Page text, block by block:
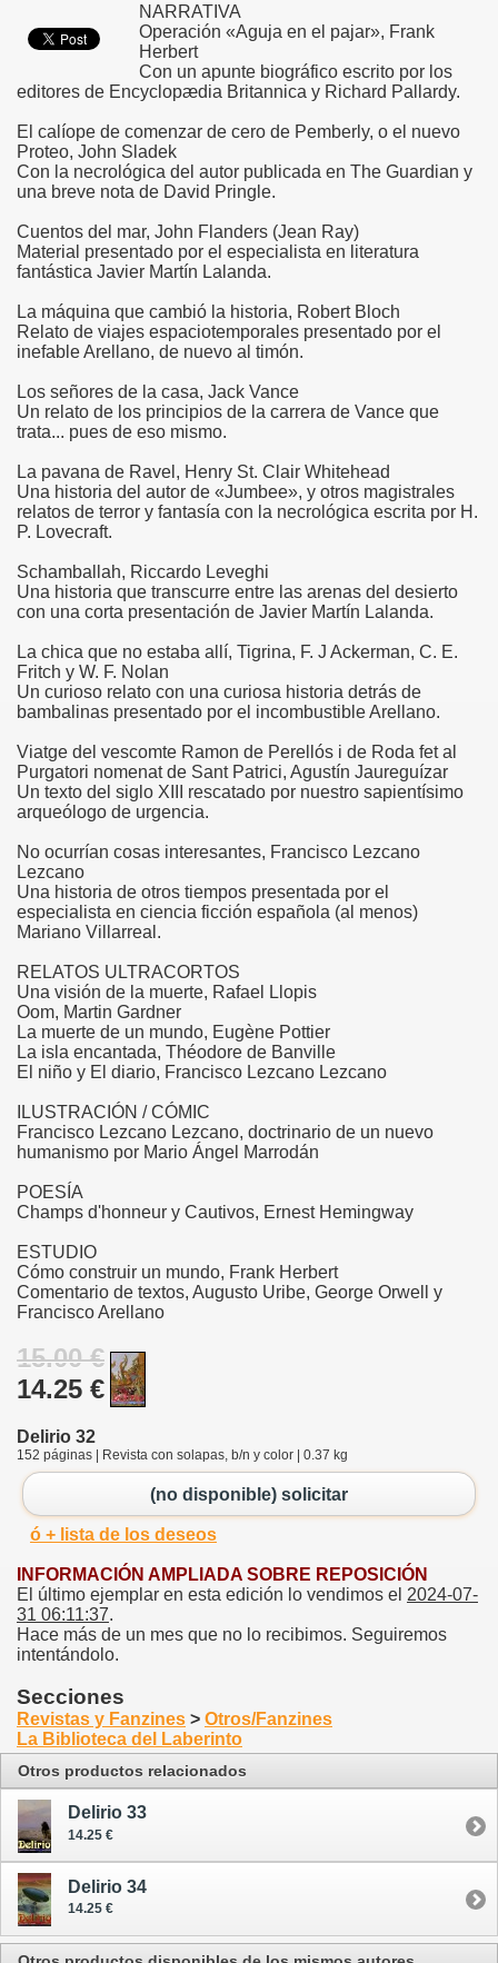
NARRATIVA
Operación «Aguja en el pajar», Frank
Herbert
Con un apunte biográfico escrito por los
editores de Encyclopædia Britannica y Richard Pallardy.
El calíope de comenzar de cero de Pemberly, o el nuevo
Proteo, John Sladek
Con la necrológica del autor publicada en The Guardian y
una breve nota de David Pringle.
Cuentos del mar, John Flanders (Jean Ray)
Material presentado por el especialista en literatura
fantástica Javier Martín Lalanda.
La máquina que cambió la historia, Robert Bloch
Relato de viajes espaciotemporales presentado por el
inefable Arellano, de nuevo al timón.
Los señores de la casa, Jack Vance
Un relato de los principios de la carrera de Vance que
trata... pues de eso mismo.
La pavana de Ravel, Henry St. Clair Whitehead
Una historia del autor de «Jumbee», y otros magistrales
relatos de terror y fantasía con la necrológica escrita por H.
P. Lovecraft.
Schamballah, Riccardo Leveghi
Una historia que transcurre entre las arenas del desierto
con una corta presentación de Javier Martín Lalanda.
La chica que no estaba allí, Tigrina, F. J Ackerman, C. E.
Fritch y W. F. Nolan
Un curioso relato con una curiosa historia detrás de
bambalinas presentado por el incombustible Arellano.
Viatge del vescomte Ramon de Perellós i de Roda fet al
Purgatori nomenat de Sant Patrici, Agustín Jaureguízar
Un texto del siglo XIII rescatado por nuestro sapientísimo
arqueólogo de urgencia.
No ocurrían cosas interesantes, Francisco Lezcano
Lezcano
Una historia de otros tiempos presentada por el
especialista en ciencia ficción española (al menos)
Mariano Villarreal.
RELATOS ULTRACORTOS
Una visión de la muerte, Rafael Llopis
Oom, Martin Gardner
La muerte de un mundo, Eugène Pottier
La isla encantada, Théodore de Banville
El niño y El diario, Francisco Lezcano Lezcano
ILUSTRACIÓN / CÓMIC
Francisco Lezcano Lezcano, doctrinario de un nuevo
humanismo por Mario Ángel Marrodán
POESÍA
Champs d'honneur y Cautivos, Ernest Hemingway
ESTUDIO
Cómo construir un mundo, Frank Herbert
Comentario de textos, Augusto Uribe, George Orwell y
Francisco Arellano
15.00 €
14.25 €
Delirio 32
152 páginas | Revista con solapas, b/n y color | 0.37 kg
(no disponible) solicitar
ó + lista de los deseos
INFORMACIÓN AMPLIADA SOBRE REPOSICIÓN
El último ejemplar en esta edición lo vendimos el 2024-07-
31 06:11:37.
Hace más de un mes que no lo recibimos. Seguiremos
intentándolo.
Secciones
Revistas y Fanzines > Otros/Fanzines
La Biblioteca del Laberinto
Otros productos relacionados
Delirio 33
14.25 €
Delirio 34
14.25 €